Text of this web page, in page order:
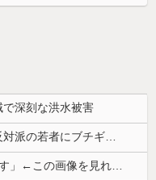
深刻な洪水被害